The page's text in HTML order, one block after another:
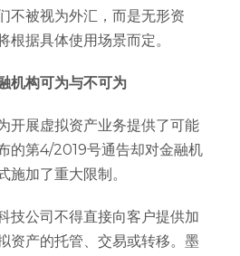
不被视为外汇，而是无形资
根据具体使用场景而定。
机构可为与不可为
开展虚拟资产业务提供了可能
的第4/2019号通告却对金融机
施加了重大限制。
技公司不得直接向客户提供加
资产的托管、交易或转移。墨